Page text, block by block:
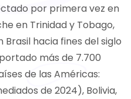
por primera vez en
en Trinidad y Tobago,
hacia fines del siglo
más de 7.700
de las Américas:
de 2024), Bolivia,